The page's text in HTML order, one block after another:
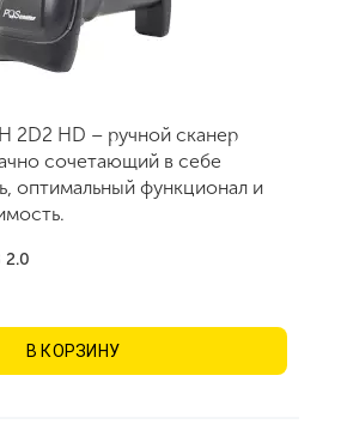
2D2 HD – ручной сканер
сочетающий в себе
оптимальный функционал и
2.0
В КОРЗИНУ